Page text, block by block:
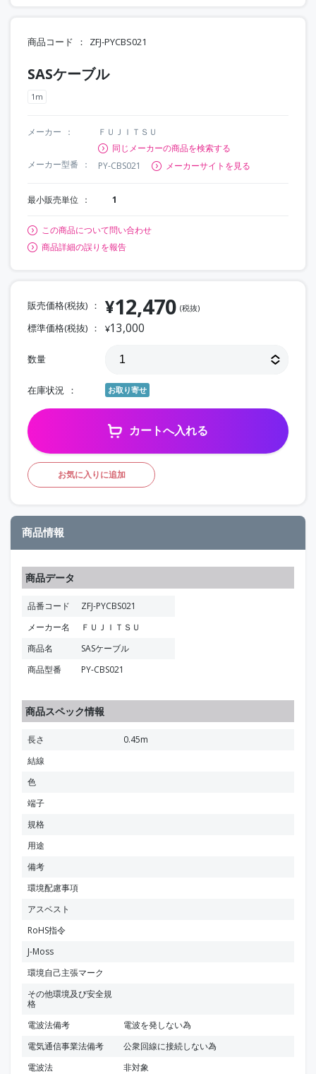
商品コード ZFJ-PYCBS021
SASケーブル
1m
メーカー
ＦＵＪＩＴＳＵ
同じメーカーの商品を検索する
メーカー型番
PY-CBS021 メーカーサイトを見る
最小販売単位 1
この商品について問い合わせ
商品詳細の誤りを報告
販売価格(税抜) ¥12,470 (税抜)
標準価格(税抜) ¥13,000
数量
在庫状況 お取り寄せ
カートへ入れる
お気に入りに追加
商品情報
商品データ
品番コード
ZFJ-PYCBS021
メーカー名
ＦＵＪＩＴＳＵ
商品名
SASケーブル
商品型番
PY-CBS021
商品スペック情報
長さ
0.45m
結線
色
端子
規格
用途
備考
環境配慮事項
アスベスト
RoHS指令
J-Moss
環境自己主張マーク
その他環境及び安全規
格
電波法備考
電波を発しない為
電気通信事業法備考
公衆回線に接続しない為
電波法
非対象